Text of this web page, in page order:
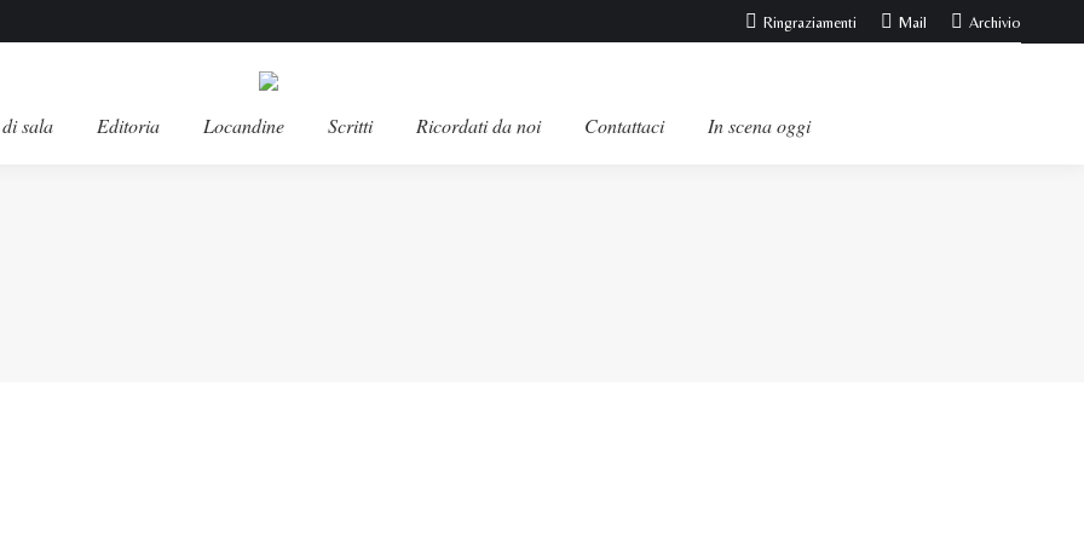
Ringraziamenti Mail Archivio
sala Editoria Locandine Scritti Ricordati da noi Contattaci In scena oggi